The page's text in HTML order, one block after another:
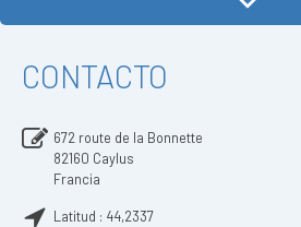
CONTACTO
672 route de la Bonnette
82160 Caylus
Francia
Latitud : 44,2337